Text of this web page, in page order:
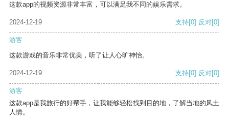
这款app的视频资源非常丰富，可以满足我不同的娱乐需求。
2024-12-19 支持[0] 反对[0]
游客
这款游戏的音乐非常优美，听了让人心旷神怡。
2024-12-19 支持[0] 反对[0]
游客
这款app是我旅行的好帮手，让我能够轻松找到目的地，了解当地的风土
人情。